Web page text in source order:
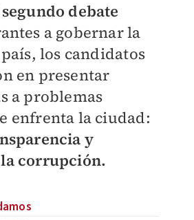
segundo debate
a gobernar la
los candidatos
en presentar
a problemas
enfrenta la ciudad:
y
corrupción.